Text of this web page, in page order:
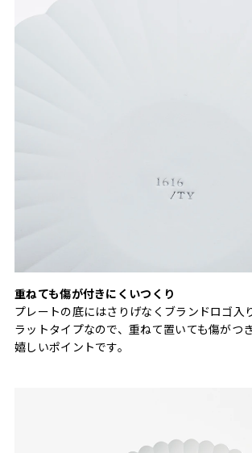
重ねても傷が付きにくいつくり
プレートの底にはさりげなくブランドロゴ入
ラットタイプなので、重ねて置いても傷がつ
嬉しいポイントです。